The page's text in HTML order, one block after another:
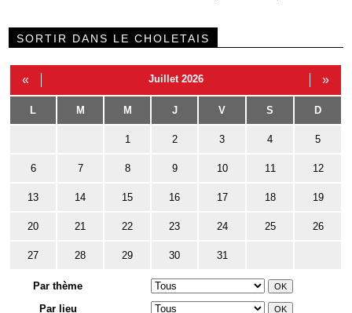
SORTIR DANS LE CHOLETAIS
« Juillet 2026 »
L M M J V S D
1 2 3 4 5
6 7 8 9 10 11 12
13 14 15 16 17 18 19
20 21 22 23 24 25 26
27 28 29 30 31
Par thème
Par lieu